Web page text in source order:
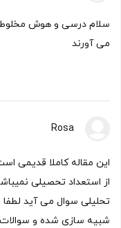
سلام درسی و هوش
می آورند
Rosa
این مقاله کاملا قدیمی
از استعداد تحصیلی
تحلیلی سوال می آید لطفا
شبیه سازی شده و